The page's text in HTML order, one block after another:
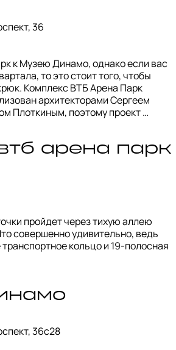
вы любите отражения,
фон, геометричные перспективы
36
к Музею Динамо, однако если вас
то это стоит того, чтобы
Комплекс ВТБ Арена Парк
архитекторами Сергеем
Плоткиным, поэтому проект
традиционного
корпусов вдоль ТТК, замыкаясь у
Hyatt. По словам архитекторов,
по другую стороны шоссе
рисунка фасадов, облицованных
количеством стекла составляют
то же время, каждое здание
и считывать признаки модерна,
арена парк
пройдет через тихую аллею
совершенно удивительно, ведь
кольцо и 19-полосная
36с28